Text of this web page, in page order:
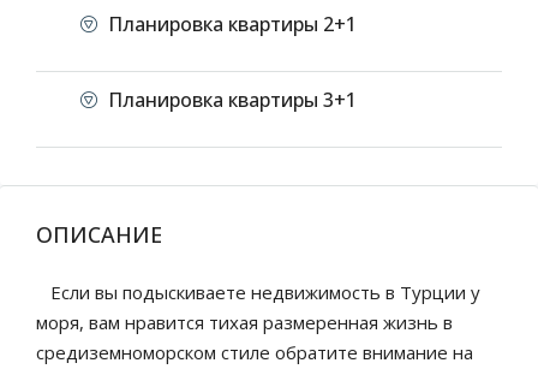
Планировка квартиры 2+1
Планировка квартиры 3+1
ОПИСАНИЕ
Если вы подыскиваете недвижимость в Турции у
моря, вам нравится тихая размеренная жизнь в
средиземноморском стиле обратите внимание на